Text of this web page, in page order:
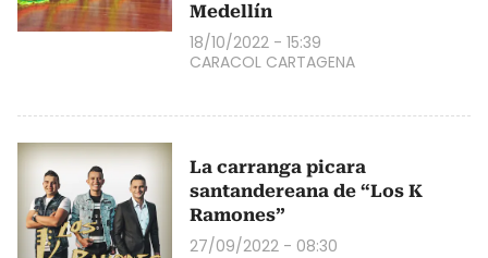
Medellín
18/10/2022 - 15:39
CARACOL CARTAGENA
La carranga picara
santandereana de “Los K
Ramones”
27/09/2022 - 08:30